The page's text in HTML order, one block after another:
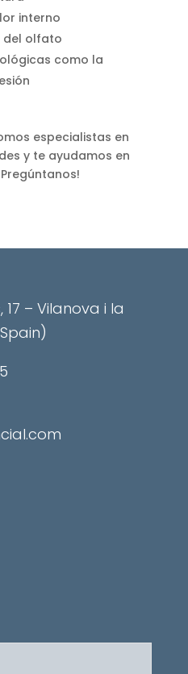
interno
del olfato
como la
especialistas en
y te ayudamos en
17 – Vilanova i la